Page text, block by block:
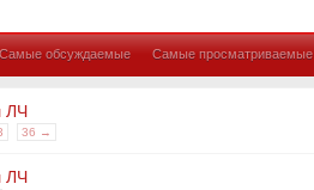
Самые обсуждаемые Самые просматриваемые
ЛЧ
36 →
ЛЧ